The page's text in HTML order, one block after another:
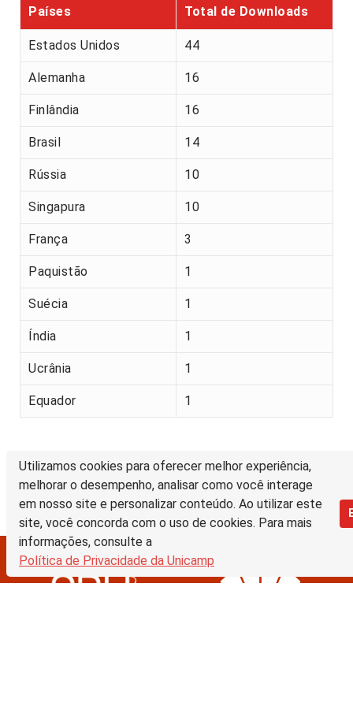
Utilizamos cookies para oferecer melhor experiência,
melhorar o desempenho, analisar como você interage
em nosso site e personalizar conteúdo. Ao utilizar este
site, você concorda com o uso de cookies. Para mais
informações, consulte a
Política de Privacidade da Unicamp
Países Total de Downloads
Estados Unidos 44
Alemanha 16
Finlândia 16
Brasil 14
Rússia 10
Singapura 10
França 3
Paquistão 1
Suécia 1
Índia 1
Ucrânia 1
Equador 1